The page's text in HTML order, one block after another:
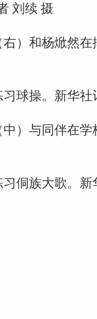
刘续 摄
和杨焮然在
球操。新华社
与同伴在学
侗族大歌。新